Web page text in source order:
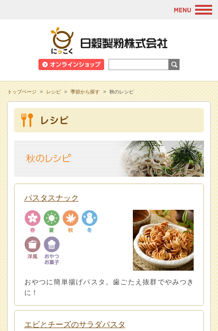
トップページ > レシピ > 季節から探す > 秋のレシピ
パスタスナック
おやつに簡単揚げパスタ。歯ごたえ抜群でやみつき
に！
エビとチーズのサラダパスタ